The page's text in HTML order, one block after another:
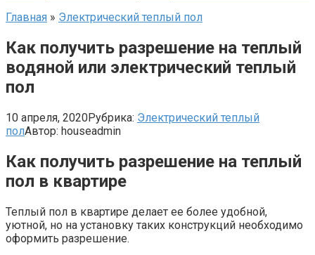
Главная » Электрический теплый пол
Как получить разрешение на теплый
водяной или электрический теплый
пол
10 апреля, 2020Рубрика: Электрический теплый
полАвтор: houseadmin
Как получить разрешение на теплый
пол в квартире
Теплый пол в квартире делает ее более удобной,
уютной, но на установку таких конструкций необходимо
оформить разрешение.